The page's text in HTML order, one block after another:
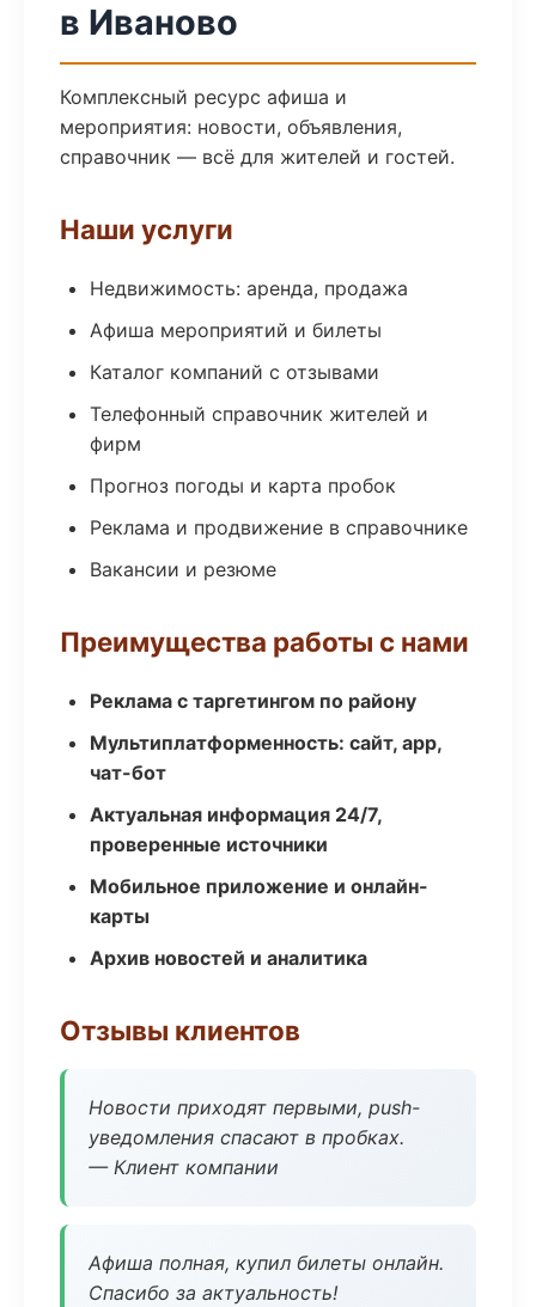
в Иваново
Комплексный ресурс афиша и
мероприятия: новости, объявления,
справочник — всё для жителей и гостей.
Наши услуги
Недвижимость: аренда, продажа
Афиша мероприятий и билеты
Каталог компаний с отзывами
Телефонный справочник жителей и
фирм
Прогноз погоды и карта пробок
Реклама и продвижение в справочнике
Вакансии и резюме
Преимущества работы с нами
Реклама с таргетингом по району
Мультиплатформенность: сайт, app,
чат-бот
Актуальная информация 24/7,
проверенные источники
Мобильное приложение и онлайн-
карты
Архив новостей и аналитика
Отзывы клиентов
Новости приходят первыми, push-
уведомления спасают в пробках.
— Клиент компании
Афиша полная, купил билеты онлайн.
Спасибо за актуальность!